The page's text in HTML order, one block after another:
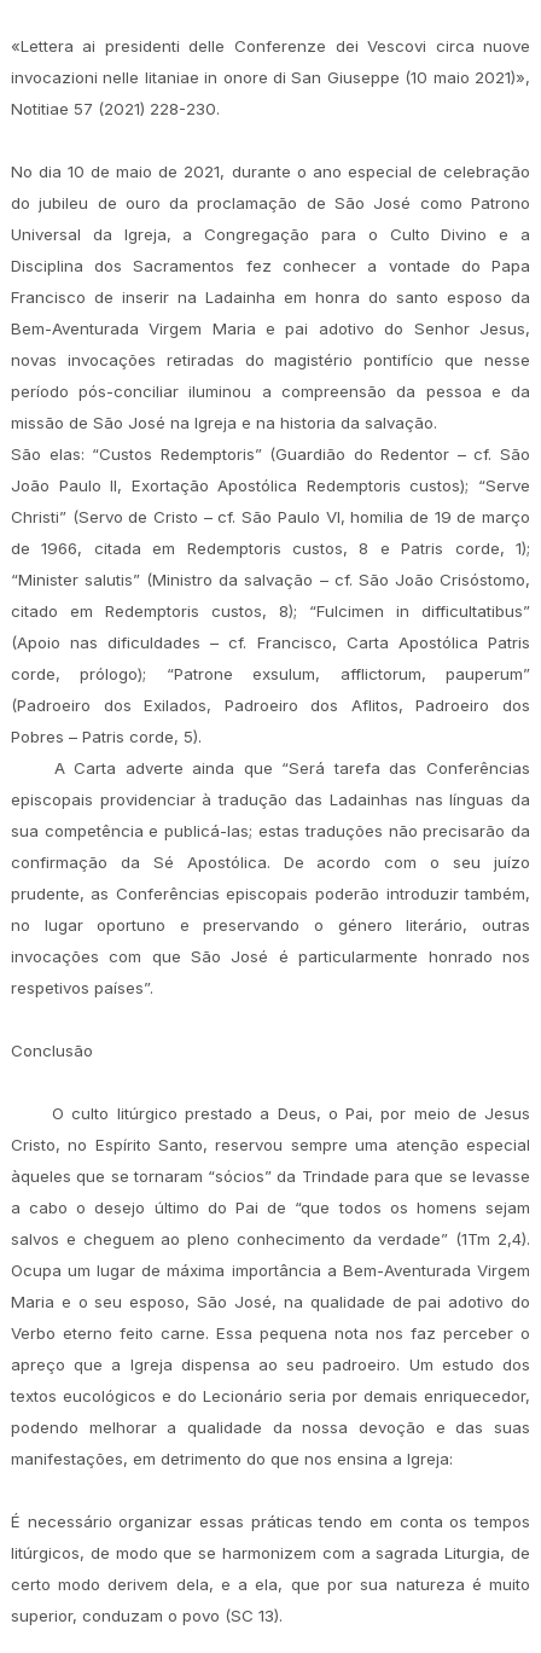
«Lettera ai presidenti delle Conferenze dei Vescovi circa nuove
invocazioni nelle litaniae in onore di San Giuseppe (10 maio 2021)»,
Notitiae 57 (2021) 228-230.
No dia 10 de maio de 2021, durante o ano especial de celebração
do jubileu de ouro da proclamação de São José como Patrono
Universal da Igreja, a Congregação para o Culto Divino e a
Disciplina dos Sacramentos fez conhecer a vontade do Papa
Francisco de inserir na Ladainha em honra do santo esposo da
Bem-Aventurada Virgem Maria e pai adotivo do Senhor Jesus,
novas invocações retiradas do magistério pontifício que nesse
período pós-conciliar iluminou a compreensão da pessoa e da
missão de São José na Igreja e na historia da salvação.
São elas: “Custos Redemptoris” (Guardião do Redentor – cf. São
João Paulo II, Exortação Apostólica Redemptoris custos); “Serve
Christi” (Servo de Cristo – cf. São Paulo VI, homilia de 19 de março
de 1966, citada em Redemptoris custos, 8 e Patris corde, 1);
“Minister salutis” (Ministro da salvação – cf. São João Crisóstomo,
citado em Redemptoris custos, 8); “Fulcimen in difficultatibus”
(Apoio nas dificuldades – cf. Francisco, Carta Apostólica Patris
corde, prólogo); “Patrone exsulum, afflictorum, pauperum”
(Padroeiro dos Exilados, Padroeiro dos Aflitos, Padroeiro dos
Pobres – Patris corde, 5).
A Carta adverte ainda que “Será tarefa das Conferências
episcopais providenciar à tradução das Ladainhas nas línguas da
sua competência e publicá-las; estas traduções não precisarão da
confirmação da Sé Apostólica. De acordo com o seu juízo
prudente, as Conferências episcopais poderão introduzir também,
no lugar oportuno e preservando o género literário, outras
invocações com que São José é particularmente honrado nos
respetivos países”.
Conclusão
O culto litúrgico prestado a Deus, o Pai, por meio de Jesus
Cristo, no Espírito Santo, reservou sempre uma atenção especial
àqueles que se tornaram “sócios” da Trindade para que se levasse
a cabo o desejo último do Pai de “que todos os homens sejam
salvos e cheguem ao pleno conhecimento da verdade” (1Tm 2,4).
Ocupa um lugar de máxima importância a Bem-Aventurada Virgem
Maria e o seu esposo, São José, na qualidade de pai adotivo do
Verbo eterno feito carne. Essa pequena nota nos faz perceber o
apreço que a Igreja dispensa ao seu padroeiro. Um estudo dos
textos eucológicos e do Lecionário seria por demais enriquecedor,
podendo melhorar a qualidade da nossa devoção e das suas
manifestações, em detrimento do que nos ensina a Igreja:
É necessário organizar essas práticas tendo em conta os tempos
litúrgicos, de modo que se harmonizem com a sagrada Liturgia, de
certo modo derivem dela, e a ela, que por sua natureza é muito
superior, conduzam o povo (SC 13).